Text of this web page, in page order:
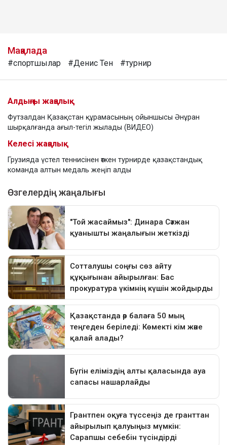
Мақалада
#спортшылар #Денис Тен #турнир
Алдыңғы жаңалық
Футзалдан Қазақстан құрамасының ойыншысы Әнұран
шырқалғанда ағыл-тегіл жылады (ВИДЕО)
Келесі жаңалық
Грузияда үстел теннисінен өткен турнирде қазақстандық
команда алтын медаль жеңіп алды